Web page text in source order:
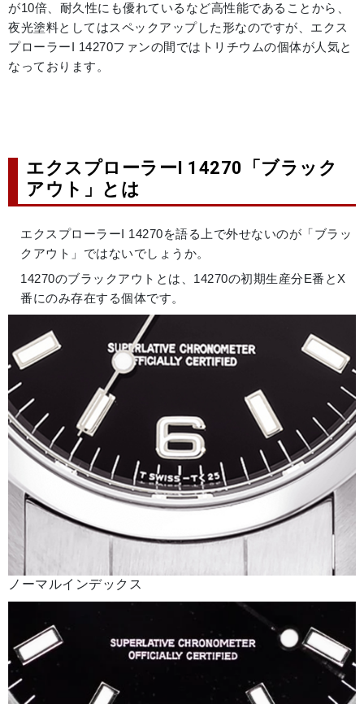
が10倍、耐久性にも優れているなど高性能であることから、
夜光塗料としてはスペックアップした形なのですが、エクス
プローラーI 14270ファンの間ではトリチウムの個体が人気と
なっております。
エクスプローラーI 14270「ブラック
アウト」とは
エクスプローラーI 14270を語る上で外せないのが「ブラッ
クアウト」ではないでしょうか。
14270のブラックアウトとは、14270の初期生産分E番とX
番にのみ存在する個体です。
ノーマルインデックス